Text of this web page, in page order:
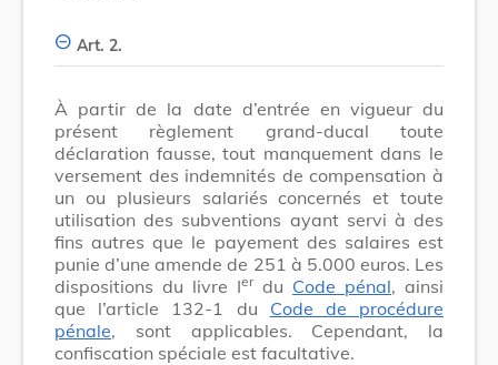
Art. 2.
À partir de la date d’entrée en vigueur du
présent règlement grand-ducal toute
déclaration fausse, tout manquement dans le
versement des indemnités de compensation à
un ou plusieurs salariés concernés et toute
utilisation des subventions ayant servi à des
fins autres que le payement des salaires est
punie d’une amende de 251 à 5.000 euros. Les
dispositions du livre Ierdu Code pénal, ainsi
que l’article 132-1 du Code de procédure
pénale, sont applicables. Cependant, la
confiscation spéciale est facultative.